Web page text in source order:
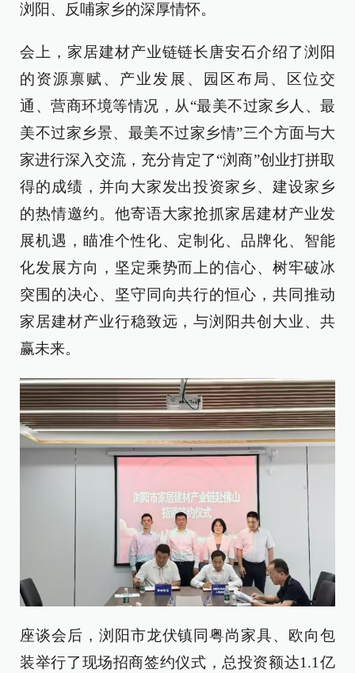
浏阳、反哺家乡的深厚情怀。
会上，家居建材产业链链长唐安石介绍了浏阳
的资源禀赋、产业发展、园区布局、区位交
通、营商环境等情况，从“最美不过家乡人、最
美不过家乡景、最美不过家乡情”三个方面与大
家进行深入交流，充分肯定了“浏商”创业打拼取
得的成绩，并向大家发出投资家乡、建设家乡
的热情邀约。他寄语大家抢抓家居建材产业发
展机遇，瞄准个性化、定制化、品牌化、智能
化发展方向，坚定乘势而上的信心、树牢破冰
突围的决心、坚守同向共行的恒心，共同推动
家居建材产业行稳致远，与浏阳共创大业、共
赢未来。
座谈会后，浏阳市龙伏镇同粤尚家具、欧向包
装举行了现场招商签约仪式，总投资额达1.1亿